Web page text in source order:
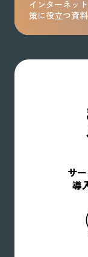
インターネッ
策に役立つ資
サ
導